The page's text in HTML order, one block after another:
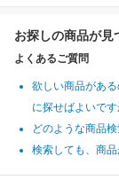
お探しの商品が見
よくあるご質問
欲しい商品があ
に探せばよいです
どのような商品
検索しても、商